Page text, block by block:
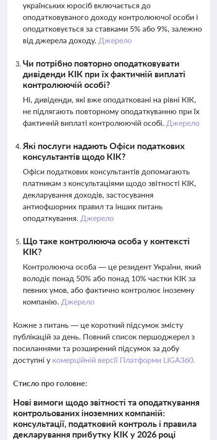
українських юросіб включається до
оподатковуваного доходу контролюючої особи і
оподатковується за ставками 5% або 9%, залежно
від джерела доходу. Джерело
Чи потрібно повторно оподатковувати
дивіденди КІК при їх фактичній виплаті
контролюючій особі?
Ні, дивіденди, які вже оподатковані на рівні КІК,
не підлягають повторному оподаткуванню при їх
фактичній виплаті контролюючій особі. Джерело
Які послуги надають Офіси податкових
консультантів щодо КІК?
Офіси податкових консультантів допомагають
платникам з консультаціями щодо звітності КІК,
декларування доходів, застосування
антиофшорних правил та інших питань
оподаткування. Джерело
Що таке контролююча особа у контексті
КІК?
Контролююча особа — це резидент України, який
володіє понад 50% або понад 10% частки КІК за
певних умов, або фактично контролює іноземну
компанію. Джерело
Кожне з питань — це короткий підсумок змісту
публікацій за день. Повний список першоджерел з
посиланнями та розширений підсумок за добу
доступні у комерційній версії Платформи LIGA360.
Стисло про головне:
Нові вимоги щодо звітності та оподаткування
контрольованих іноземних компаній:
консультації, податковий контроль і правила
декларування прибутку КІК у 2026 році